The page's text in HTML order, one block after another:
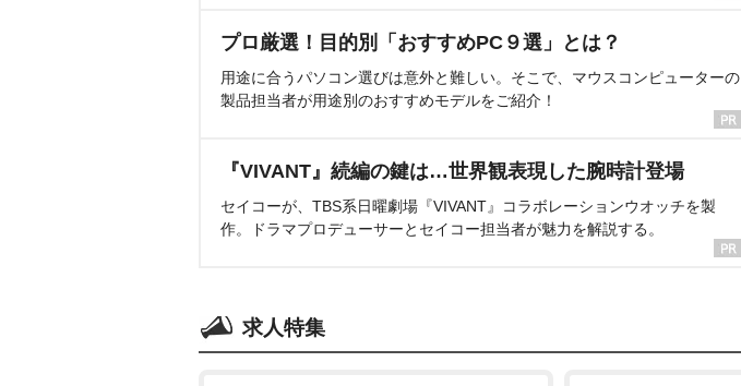
プロ厳選！目的別「おすすめPC９選」とは？
用途に合うパソコン選びは意外と難しい。そこで、マウスコンピューターの
製品担当者が用途別のおすすめモデルをご紹介！
『VIVANT』続編の鍵は…世界観表現した腕時計登場
セイコーが、TBS系日曜劇場『VIVANT』コラボレーションウオッチを製
作。ドラマプロデューサーとセイコー担当者が魅力を解説する。
求人特集